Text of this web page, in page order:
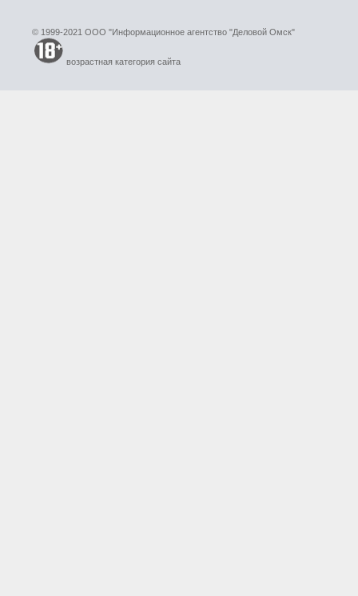
© 1999-2021 ООО "Информационное агентство "Деловой Омск"
возрастная категория сайта